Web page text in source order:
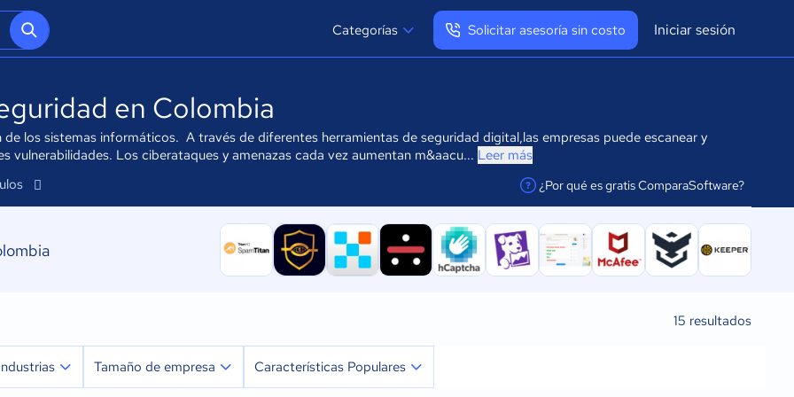
Categorías Solicitar asesoría sin costo Iniciar sesión
Cerrar sesión
en Colombia
los sistemas informáticos. A través de diferentes herramientas de seguridad digital,las empresas puede escanear y
Los ciberataques y amenazas cada vez aumentan m&aacu... Leer más
¿Por qué es gratis ComparaSoftware?
facilitar la conexión
15 resultados
Tamaño de empresa Características Populares